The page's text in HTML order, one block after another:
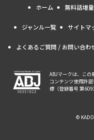
ホーム 無料話増量
ジャンル一覧 サイトマ
よくあるご質問 / お問い合わ
ABJマークは、この
コンテンツ使用許
標（登録番号 第
©